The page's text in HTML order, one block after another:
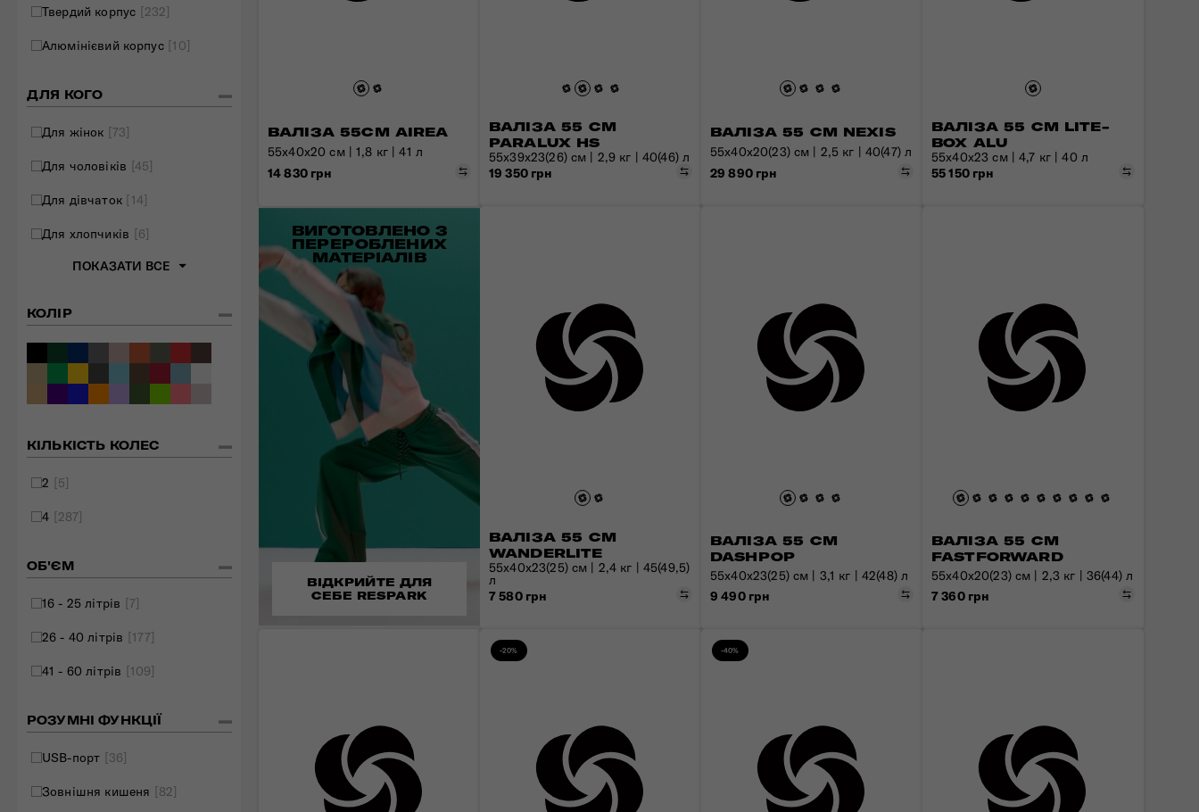
Складані сумки
Дивитись все
Твердий корпус [232]
Алюмінієвий корпус [10]
ДЛЯ КОГО
Для жінок [73]
Для чоловіків [45]
Для дівчаток [14]
Для хлопчиків [6]
ПОКАЗАТИ ВСЕ
КОЛІР
КІЛЬКІСТЬ КОЛЕС
2 [5]
4 [287]
ОБ'ЄМ
16 - 25 літрів [7]
26 - 40 літрів [177]
41 - 60 літрів [109]
РОЗУМНІ ФУНКЦІЇ
USB-порт [36]
Зовнішня кишеня [82]
ВАЛІЗА 55СМ AIREA
Порівняти
55x40x20 см | 1,8 кг | 41 л
14 830 грн
ВАЛІЗА 55 СМ
PARALUX HS
Порівняти
55x39x23(26) см | 2,9 кг | 40(46) л
19 350 грн
ВАЛІЗА 55 СМ NEXIS
Порівняти
55x40x20(23) см | 2,5 кг | 40(47) л
29 890 грн
ВАЛІЗА 55 СМ LITE-
BOX ALU
55x40x23 см | 4,7 кг | 40 л
55 150 грн
ВАЛІЗА 55 СМ
WANDERLITE
Порівняти
55x40x23(25) см | 2,4 кг | 45(49,5)
л
7 580 грн
ВАЛІЗА 55 СМ
DASHPOP
Порівняти
55x40x23(25) см | 3,1 кг | 42(48) л
9 490 грн
ВАЛІЗА 55 СМ
FASTFORWARD
55х40х20(23) см | 2,3 кг | 36(44) л
7 360 грн
-20% -40%
ВИГОТОВЛЕНО З
ПЕРЕРОБЛЕНИХ
МАТЕРІАЛІВ
ВІДКРИЙТЕ ДЛЯ
СЕБЕ RESPARK